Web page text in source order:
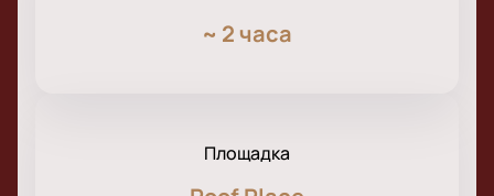
~ 2 часа
Площадка